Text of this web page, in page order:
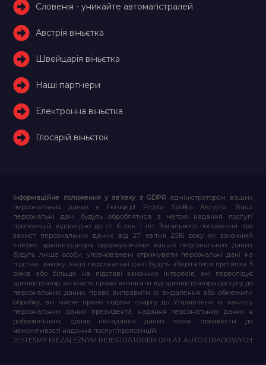
Словенія - уникайте автомагістралей
Австрія віньєтка
Швейцарія віньєтка
Наші партнери
Електронна віньєтка
Глосарій віньєток
Інформаційне положення у зв’язку з GDPR адміністратором ваших
персональних даних є Feniqs.pl Prosta Spółka Akcyjna. Ваші
персональні дані будуть оброблятися з метою надання послуг/
пропозицій відповідно до ст. 6 сек. 1 літ. Загального положення про
захист персональних даних від 27 квітня 2016 року як законний
інтерес адміністратора, одержувачами ваших персональних даних
будуть лише особи, уповноважені отримувати персональні дані на
підставі закону, ваші персональні дані будуть зберігатися протягом 5
років або більше на підставі законних інтересів, які переслідує
адміністратор, ви маєте право вимагати від адміністратора доступу до
персональних даних, право виправити їх видалення або обмежити
обробку, ви маєте право подати скаргу до Управління із захисту
персональних даних президента, надання персональних даних є
добровільним, однак ненадання даних може призвести до
неможливості надання послуг/пропозицій.
JESTEŚMY NIEZALEŻNYM REJESTRATOREM OPŁAT AUTOSTRADOWYCH